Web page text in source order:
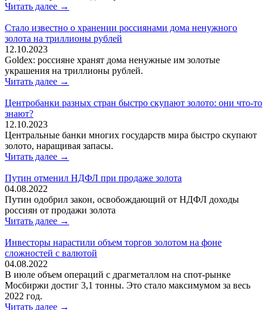
Читать далее →
Стало известно о хранении россиянами дома ненужного
золота на триллионы рублей
12.10.2023
Goldex: россияне хранят дома ненужные им золотые
украшения на триллионы рублей.
Читать далее →
Центробанки разных стран быстро скупают золото: они что-то
знают?
12.10.2023
Центральные банки многих государств мира быстро скупают
золото, наращивая запасы.
Читать далее →
Путин отменил НДФЛ при продаже золота
04.08.2022
Путин одобрил закон, освобождающий от НДФЛ доходы
россиян от продажи золота
Читать далее →
Инвесторы нарастили объем торгов золотом на фоне
сложностей с валютой
04.08.2022
В июле объем операций с драгметаллом на спот-рынке
Мосбиржи достиг 3,1 тонны. Это стало максимумом за весь
2022 год.
Читать далее →